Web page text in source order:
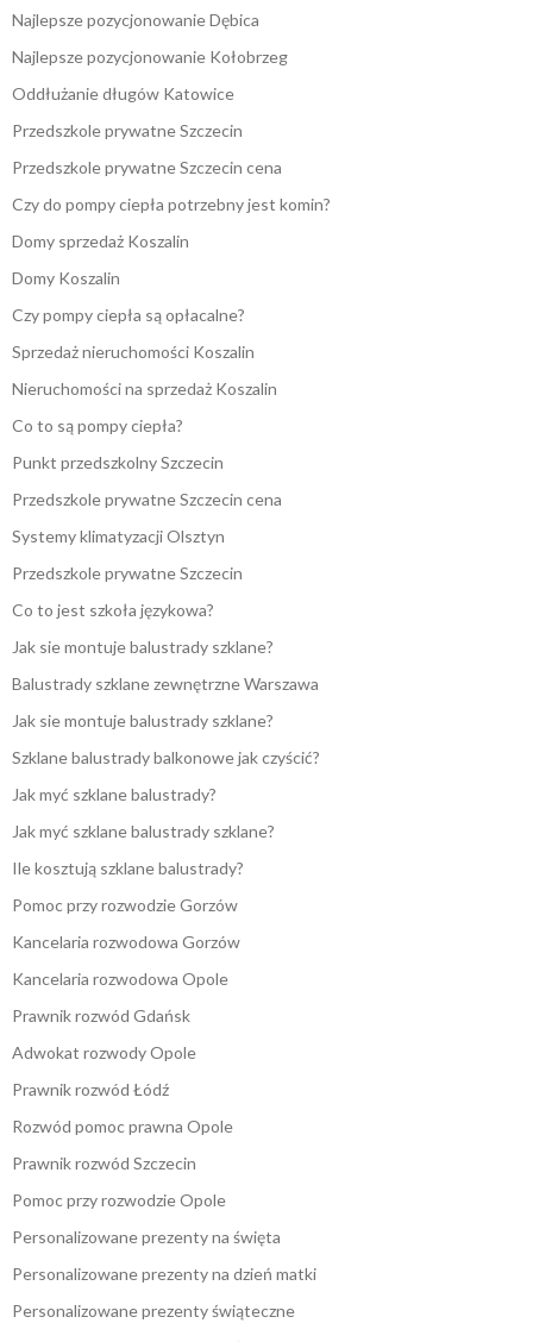
Najlepsze pozycjonowanie Dębica
Najlepsze pozycjonowanie Kołobrzeg
Oddłużanie długów Katowice
Przedszkole prywatne Szczecin
Przedszkole prywatne Szczecin cena
Czy do pompy ciepła potrzebny jest komin?
Domy sprzedaż Koszalin
Domy Koszalin
Czy pompy ciepła są opłacalne?
Sprzedaż nieruchomości Koszalin
Nieruchomości na sprzedaż Koszalin
Co to są pompy ciepła?
Punkt przedszkolny Szczecin
Przedszkole prywatne Szczecin cena
Systemy klimatyzacji Olsztyn
Przedszkole prywatne Szczecin
Co to jest szkoła językowa?
Jak sie montuje balustrady szklane?
Balustrady szklane zewnętrzne Warszawa
Jak sie montuje balustrady szklane?
Szklane balustrady balkonowe jak czyścić?
Jak myć szklane balustrady?
Jak myć szklane balustrady szklane?
Ile kosztują szklane balustrady?
Pomoc przy rozwodzie Gorzów
Kancelaria rozwodowa Gorzów
Kancelaria rozwodowa Opole
Prawnik rozwód Gdańsk
Adwokat rozwody Opole
Prawnik rozwód Łódź
Rozwód pomoc prawna Opole
Prawnik rozwód Szczecin
Pomoc przy rozwodzie Opole
Personalizowane prezenty na święta
Personalizowane prezenty na dzień matki
Personalizowane prezenty świąteczne